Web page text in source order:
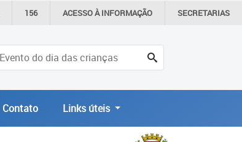
156 ACESSO ÀINFORMAÇÃO SECRETARIAS
Contato Links úteis